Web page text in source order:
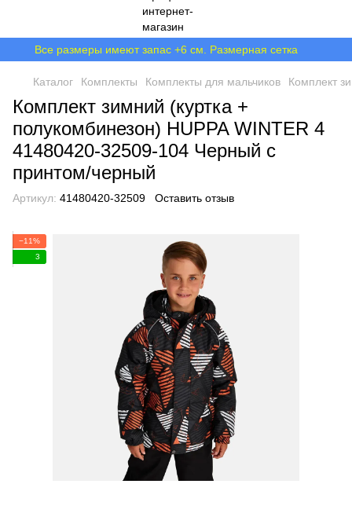
Все размеры имеют запас +6 см. Размерная сетка
Каталог Комплекты Комплекты для мальчиков Комплект
Комплект зимний (куртка +
полукомбинезон) HUPPA WINTER 4
41480420-32509-104 Черный с
принтом/черный
Артикул: 41480420-32509 Оставить отзыв
−11%
3